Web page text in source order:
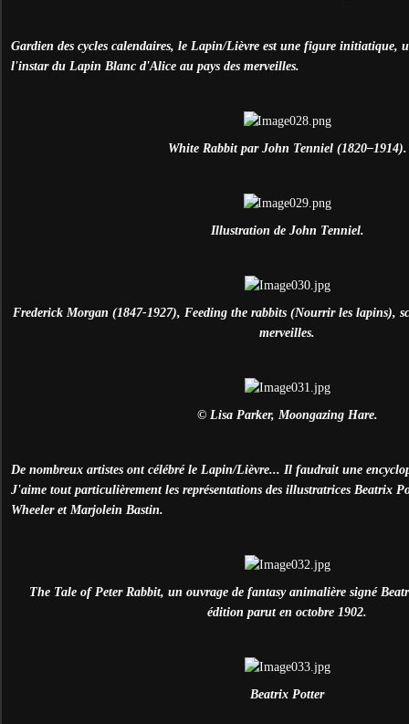
Gardien des cycles calendaires, le Lapin/Lièvre est une figure initiatique,
l'instar du Lapin Blanc d'Alice au pays des merveilles.
White Rabbit par John Tenniel (1820–1914).
Illustration de John Tenniel.
Frederick Morgan (1847-1927), Feeding the rabbits (Nourrir les lapins),
merveilles.
© Lisa Parker, Moongazing Hare.
De nombreux artistes ont célébré le Lapin/Lièvre... Il faudrait une
J'aime tout particulièrement les représentations des illustratrices Beatrix
Wheeler et Marjolein Bastin.
The Tale of Peter Rabbit, un ouvrage de fantasy animalière signé
édition parut en octobre 1902.
Beatrix Potter